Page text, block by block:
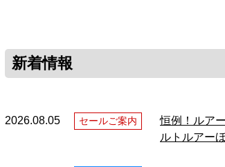
新着情報
2026.08.05 セールご案内
恒例！ルア
ルトルアー